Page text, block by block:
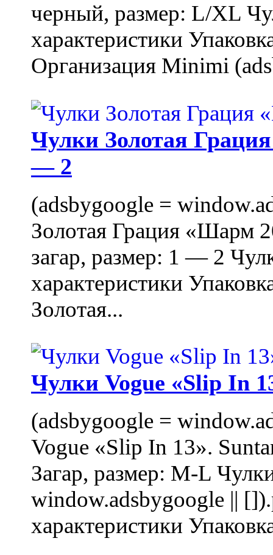
черный, размер: L/XL
характеристики
Организация Minimi
Чулки Золотая
— 2
(adsbygoogle =
Золотая Грация «Шарм
загар, размер: 1 — 2
характеристики
Золотая...
Чулки Vogue «Slip In
(adsbygoogle =
Vogue «Slip In 13».
Загар, размер: M-L
window.adsbygoogle ||
характеристики